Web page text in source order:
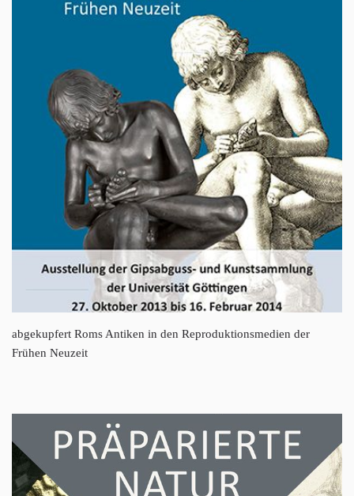
abgekupfert Roms Antiken in den Reproduktionsmedien der
Frühen Neuzeit